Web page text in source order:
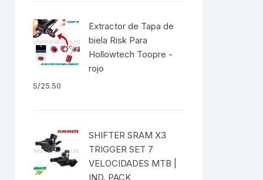
Extractor de Tapa de
biela Risk Para
Hollowtech Toopre -
rojo
S/25.50
SHIFTER SRAM X3
TRIGGER SET 7
VELOCIDADES MTB |
IND. PACK